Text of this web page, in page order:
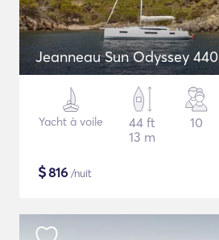
Jeanneau Sun Odyssey 440
Yacht à voile
44 ft
13 m
10
$816 /nuit